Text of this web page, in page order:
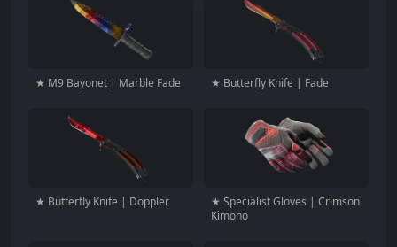
★ M9 Bayonet | Marble Fade ★ Butterfly Knife | Fade
★ Butterfly Knife | Doppler
★ Specialist Gloves | Crimson
Kimono